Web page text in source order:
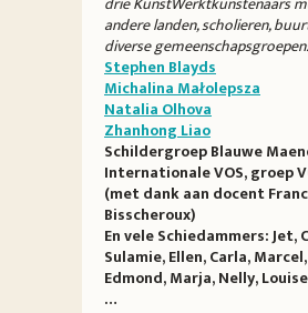
andere landen, scholieren,
diverse gemeenschapsgroepen:
Stephen Blayds
Michalina Małolepsza
Natalia Olhova
Zhanhong Liao
Schildergroep Blauwe
Internationale VOS, groep
(met dank aan docent
Bisscheroux)
En vele Schiedammers: Jet,
Sulamie, Ellen, Carla,
Edmond, Marja, Nelly,
…